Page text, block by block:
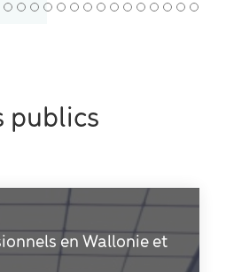
publics
en Wallonie et